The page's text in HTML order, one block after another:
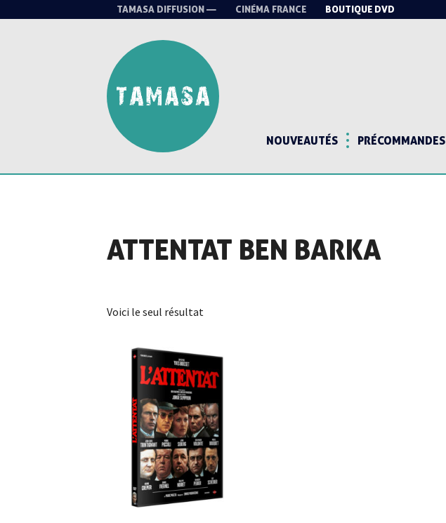
TAMASA DIFFUSION — CINÉMA FRANCE BOUTIQUE DVD
NOUVEAUTÉS PRÉCOMMANDES
ATTENTAT BEN BARKA
Voici le seul résultat